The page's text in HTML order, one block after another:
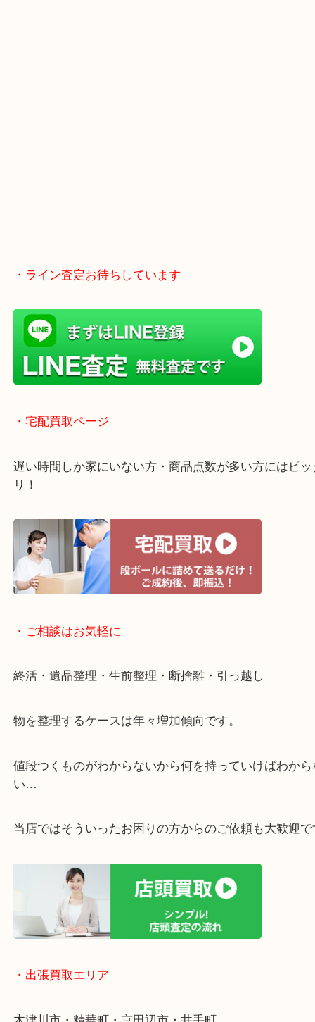
・宅配買取ページ
遅い時間しか家にいない方・商品点数が多い方には
・ご相談はお気軽に
終活・遺品整理・生前整理・断捨離・引っ越し
物を整理するケースは年々増加傾向です。
値段つくものがわからないから何を持っていけばわ
い…